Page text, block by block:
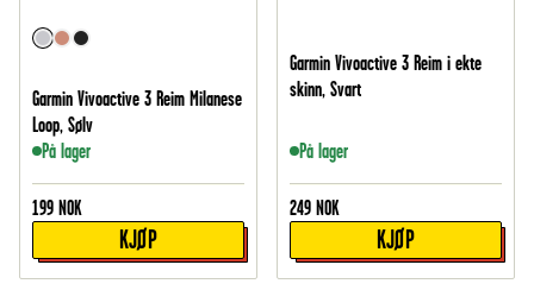
Garmin Vivoactive 3 Reim Milanese
Loop, Sølv
På lager
199 NOK
KJØP
Garmin Vivoactive 3 Reim i ekte
skinn, Svart
På lager
249 NOK
KJØP